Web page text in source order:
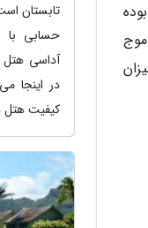
از طولانی ترین سواحل ریو و میزبان بسیاری از رویداد های مسابقات المپیک 2016 بوده
تابستان
حسابی با
آداسی
در اینجا
کیفیت هتل